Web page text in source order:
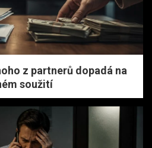
z partnerů dopadá na
soužití